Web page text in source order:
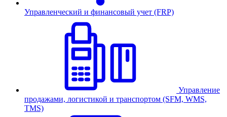
Управленческий и финансовый учет (FRP)
Управление
продажами, логистикой и транспортом (SFM, WMS,
TMS)